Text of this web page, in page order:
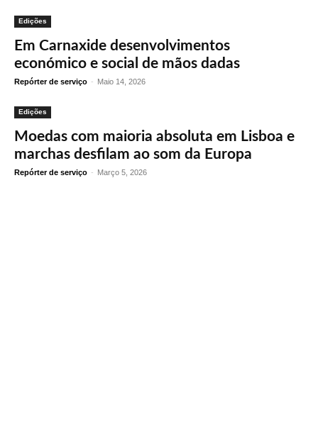
Edições
Em Carnaxide desenvolvimentos
económico e social de mãos dadas
Repórter de serviço - Maio 14, 2026
Edições
Moedas com maioria absoluta em Lisboa e
marchas desfilam ao som da Europa
Repórter de serviço - Março 5, 2026